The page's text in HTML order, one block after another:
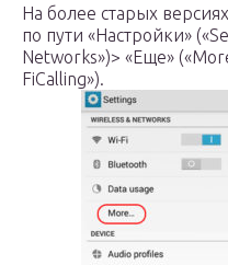
На более старых
по пути «Настройки»
Networks»)> «Еще»
FiCalling»).